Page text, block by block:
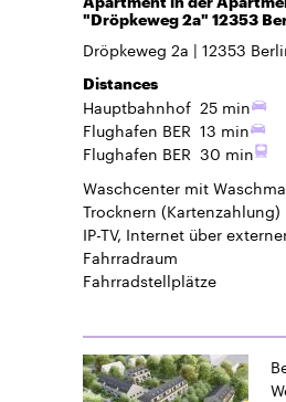
"Dröpkeweg 2a" 12353
Dröpkeweg 2a 12353
Distances
Hauptbahnhof 25 min
Flughafen BER 13 min
Flughafen BER 30 min
Waschcenter mit
Trocknern (Kartenzahlung)
IP-TV, Internet über
Fahrradraum
Fahrradstellplätze